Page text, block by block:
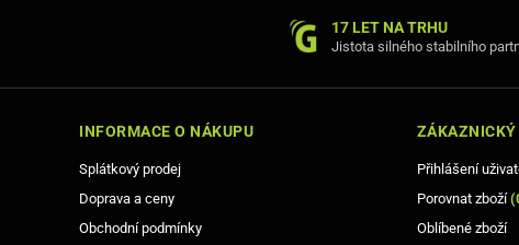
17 LET NA TRHU
Jistota silného stabilního
INFORMACE O NÁKUPU
Splátkový prodej
Doprava a ceny
Obchodní podmínky
ZÁKAZNICKÝ
Přihlášení
Porovnat zboží(
Oblíbené zboží